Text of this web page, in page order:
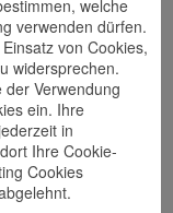
kein
welche
verwenden dürfen.
von Cookies,
widersprechen.
der Verwendung
ein. Ihre
in
Ihre Cookie-
Cookies